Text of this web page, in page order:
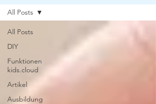
All Posts
DIY
Funktionen
kids.cloud
Artikel
Ausbildung
All Posts